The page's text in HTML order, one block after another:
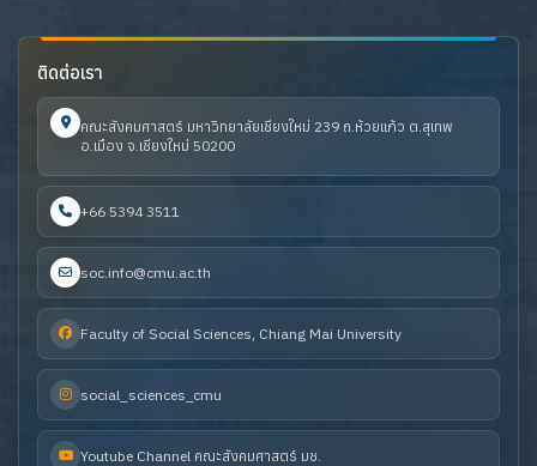
ติดต่อเรา
คณะสังคมศาสตร์ มหาวิทยาลัยเชียงใหม่ 239 ถ.ห้วยแก้ว ต.สุเทพ
อ.เมือง จ.เชียงใหม่ 50200
+66 5394 3511
soc.info@cmu.ac.th
Faculty of Social Sciences, Chiang Mai University
social_sciences_cmu
Youtube Channel คณะสังคมศาสตร์ มช.